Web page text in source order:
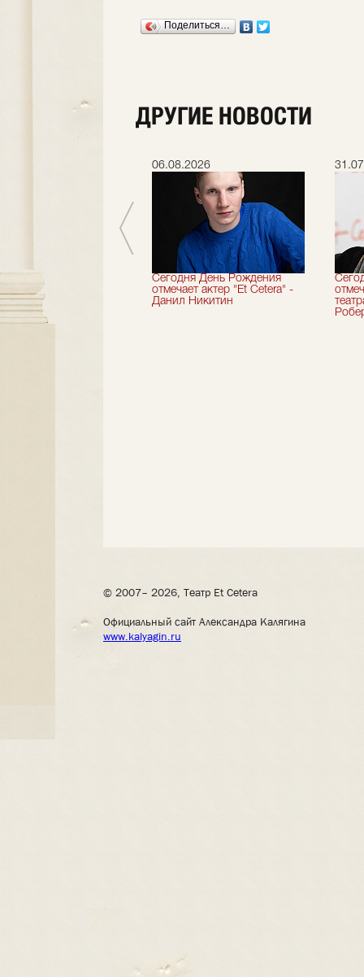
Поделиться…
ДРУГИЕ НОВОСТИ
сезон!
06.08.2026
Сегодня День Рождения
отмечает актер "Et Cetera" -
Данил Никитин
© 2007– 2026, Театр Et Cetera
Официальный сайт Александра Калягина
www.kalyagin.ru